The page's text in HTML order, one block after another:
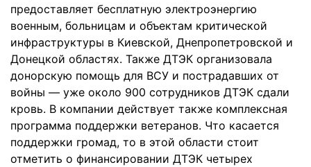
предоставляет бесплатную электроэнергию
военным, больницам и объектам критической
инфраструктуры в Киевской, Днепропетровской и
Донецкой областях. Также ДТЭК организовала
донорскую помощь для ВСУ и пострадавших от
войны — уже около 900 сотрудников ДТЭК сдали
кровь. В компании действует также комплексная
программа поддержки ветеранов. Что касается
поддержки громад, то в этой области стоит
отметить о финансировании ДТЭК четырех